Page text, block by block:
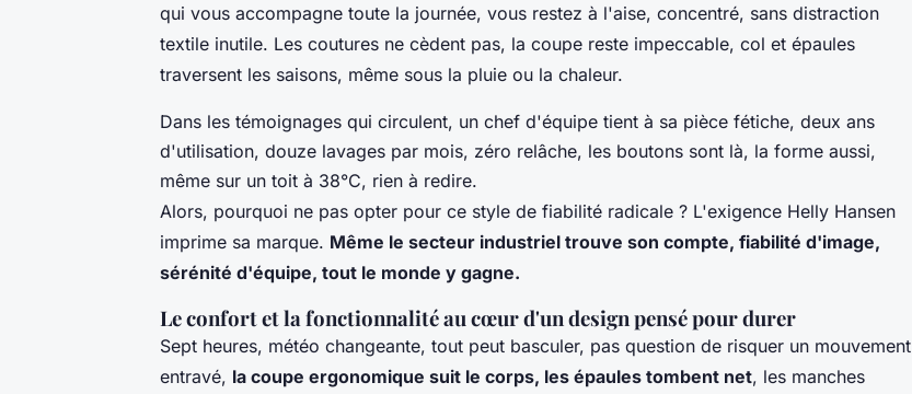
qui vous accompagne toute la journée, vous restez à l'aise, concentré, sans distraction
textile inutile. Les coutures ne cèdent pas, la coupe reste impeccable, col et épaules
traversent les saisons, même sous la pluie ou la chaleur.
Dans les témoignages qui circulent, un chef d'équipe tient à sa pièce fétiche, deux ans
d'utilisation, douze lavages par mois, zéro relâche, les boutons sont là, la forme aussi,
même sur un toit à 38°C, rien à redire.
Alors, pourquoi ne pas opter pour ce style de fiabilité radicale ? L'exigence Helly Hansen
imprime sa marque. Même le secteur industriel trouve son compte, fiabilité d'image,
sérénité d'équipe, tout le monde y gagne.
Le confort et la fonctionnalité au cœur d'un design pensé pour durer
Sept heures, météo changeante, tout peut basculer, pas question de risquer un mouvement
entravé, la coupe ergonomique suit le corps, les épaules tombent net, les manches